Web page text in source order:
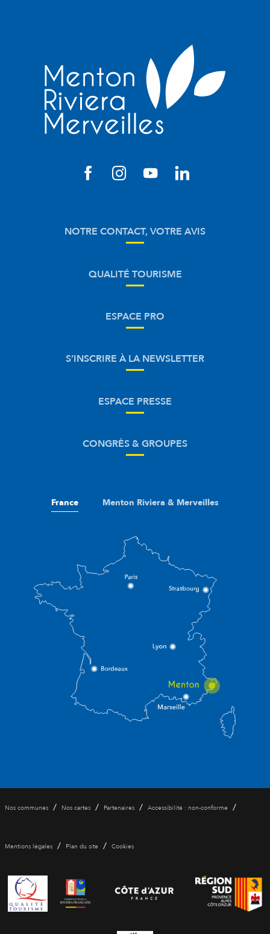
NOTRE CONTACT, VOTRE AVIS
QUALITÉ TOURISME
ESPACE PRO
S’INSCRIRE À LA NEWSLETTER
ESPACE PRESSE
CONGRÈS & GROUPES
France Menton Riviera & Merveilles
Nos communes / Nos cartes / Partenaires / Accessibilité : non-conforme /
Mentions légales / Plan du site / Cookies